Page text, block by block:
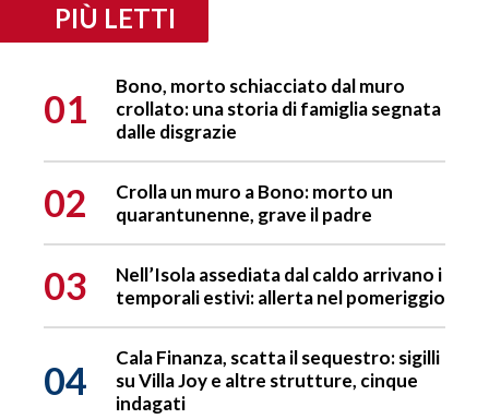
PIÙ LETTI
01
Bono, morto schiacciato dal muro
crollato: una storia di famiglia segnata
dalle disgrazie
02
Crolla un muro a Bono: morto un
quarantunenne, grave il padre
03
Nell’Isola assediata dal caldo arrivano i
temporali estivi: allerta nel pomeriggio
04
Cala Finanza, scatta il sequestro: sigilli
su Villa Joy e altre strutture, cinque
indagati